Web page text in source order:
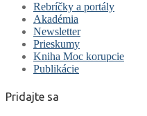
Rebríčky a portály
Akadémia
Newsletter
Prieskumy
Kniha Moc korupcie
Publikácie
Pridajte sa